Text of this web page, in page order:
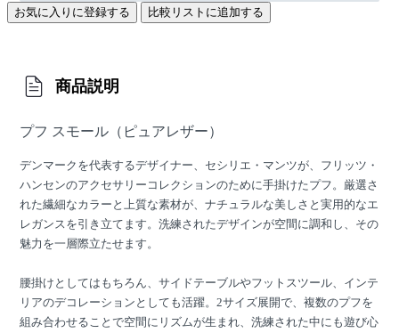
お気に入りに登録する 比較リストに追加する
商品説明
プフ スモール（ピュアレザー）
デンマークを代表するデザイナー、セシリエ・マンツが、フリッツ・
ハンセンのアクセサリーコレクションのために手掛けたプフ。厳選さ
れた繊細なカラーと上質な素材が、ナチュラルな美しさと実用的なエ
レガンスを引き立てます。洗練されたデザインが空間に調和し、その
魅力を一層際立たせます。
腰掛けとしてはもちろん、サイドテーブルやフットスツール、インテ
リアのデコレーションとしても活躍。2サイズ展開で、複数のプフを
組み合わせることで空間にリズムが生まれ、洗練された中にも遊び心